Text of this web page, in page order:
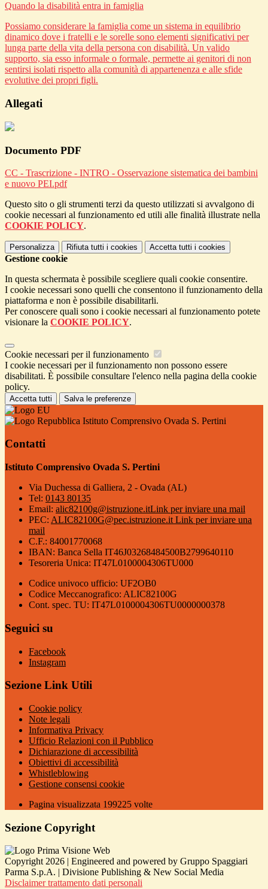
Quando la disabilità entra in famiglia
Possiamo considerare la famiglia come un sistema in equilibrio
dinamico dove i fratelli e le sorelle sono elementi significativi per
lunga parte della vita della persona con disabilità. Un valido
supporto, sia esso informale o formale, permette ai genitori di non
sentirsi isolati rispetto alla comunità di appartenenza e alle sfide
evolutive dei propri figli.
Allegati
Documento PDF
CC - Trascrizione - INTRO - Osservazione sistematica dei bambini
e nuovo PEI.pdf
Questo sito o gli strumenti terzi da questo utilizzati si avvalgono di
cookie necessari al funzionamento ed utili alle finalità illustrate nella
COOKIE POLICY.
Personalizza Rifiuta tutti i cookies Accetta tutti i cookies
Gestione cookie
In questa schermata è possibile scegliere quali cookie consentire.
I cookie necessari sono quelli che consentono il funzionamento della
piattaforma e non è possibile disabilitarli.
Per conoscere quali sono i cookie necessari al funzionamento potete
visionare la COOKIE POLICY.
Cookie necessari per il funzionamento
I cookie necessari per il funzionamento non possono essere
disabilitati. È possibile consultare l'elenco nella pagina della cookie
policy.
Accetta tutti Salva le preferenze
Istituto Comprensivo Ovada S. Pertini
Contatti
Istituto Comprensivo Ovada S. Pertini
Via Duchessa di Galliera, 2 - Ovada (AL)
Tel: 0143 80135
Email: alic82100g@istruzione.itLink per inviare una mail
PEC: ALIC82100G@pec.istruzione.it Link per inviare una
mail
C.F.: 84001770068
IBAN: Banca Sella IT46J03268484500B2799640110
Tesoreria Unica: IT47L0100004306TU000
Codice univoco ufficio: UF2OB0
Codice Meccanografico: ALIC82100G
Cont. spec. TU: IT47L0100004306TU0000000378
Seguici su
Facebook
Instagram
Sezione Link Utili
Cookie policy
Note legali
Informativa Privacy
Ufficio Relazioni con il Pubblico
Dichiarazione di accessibilità
Obiettivi di accessibilità
Whistleblowing
Gestione consensi cookie
Pagina visualizzata 199225 volte
Sezione Copyright
Copyright 2026 | Engineered and powered by Gruppo Spaggiari
Parma S.p.A. | Divisione Publishing & New Social Media
Disclaimer trattamento dati personali